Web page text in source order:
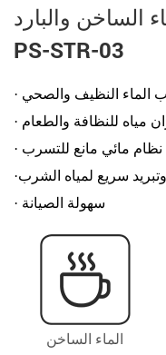
الساخن والبارد
PS-STR-03
الماء النظيف والصحي
مياه للنظافة والطعام
· نظام مائي مانع للتسرب
سريع لمياه الشرب
· سهولة الصيانة
الماء الساخن